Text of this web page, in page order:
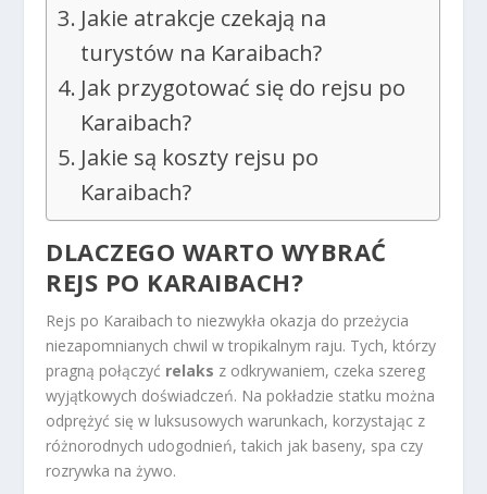
Jakie atrakcje czekają na
turystów na Karaibach?
Jak przygotować się do rejsu po
Karaibach?
Jakie są koszty rejsu po
Karaibach?
DLACZEGO WARTO WYBRAĆ
REJS PO KARAIBACH?
Rejs po Karaibach to niezwykła okazja do przeżycia
niezapomnianych chwil w tropikalnym raju. Tych, którzy
pragną połączyć relaks z odkrywaniem, czeka szereg
wyjątkowych doświadczeń. Na pokładzie statku można
odprężyć się w luksusowych warunkach, korzystając z
różnorodnych udogodnień, takich jak baseny, spa czy
rozrywka na żywo.